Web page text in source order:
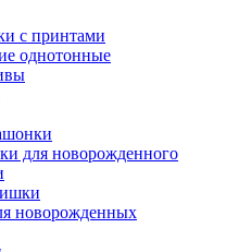
с принтами
однотонные
для новорожденного
новорожденных